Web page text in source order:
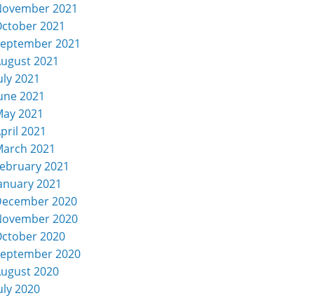
2021
2021
2021
2021
2021
2021
2021
2021
2021
2021
2021
2020
2020
2020
2020
2020
2020